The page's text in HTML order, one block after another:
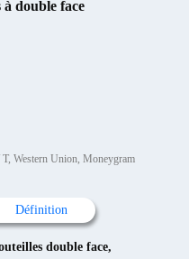
double face
Western Union, Moneygram
Définition
double face,